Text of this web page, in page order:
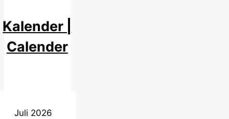
Kalender |
Calender
Juli 2026